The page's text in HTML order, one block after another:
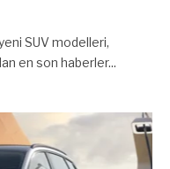
SUV modelleri,
en son haberler...